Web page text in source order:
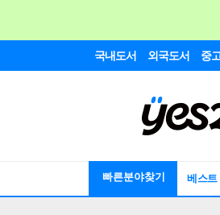
국내도서 외국도서 중
빠른분야찾기 베스트